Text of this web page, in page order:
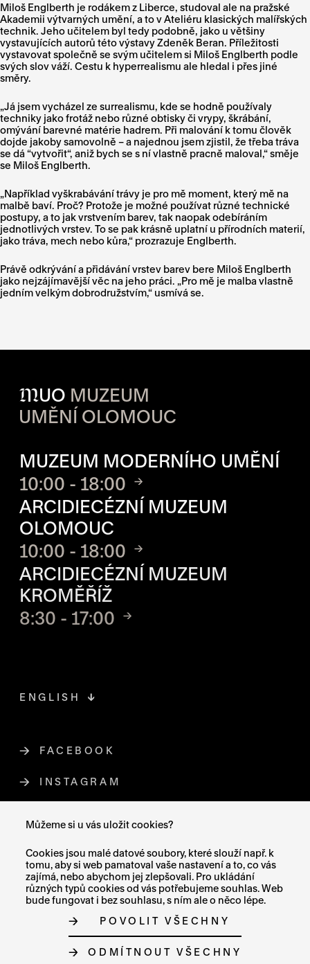
Můžeme si u vás uložit cookies?
Cookies jsou malé datové soubory, které slouží např. k
tomu, aby si web pamatoval vaše nastavení a to, co vás
zajímá, nebo abychom jej zlepšovali. Pro ukládání
různých typů cookies od vás potřebujeme souhlas. Web
bude fungovat i bez souhlasu, s ním ale o něco lépe.
POVOLIT VŠECHNY
ODMÍTNOUT VŠECHNY
Miloš Englberth je rodákem z Liberce, studoval ale na pražské
Akademii výtvarných umění, a to v Ateliéru klasických malířských
technik. Jeho učitelem byl tedy podobně, jako u většiny
vystavujících autorů této výstavy Zdeněk Beran. Příležitosti
vystavovat společně se svým učitelem si Miloš Englberth podle
svých slov váží. Cestu k hyperrealismu ale hledal i přes jiné
směry.
„Já jsem vycházel ze surrealismu, kde se hodně používaly
techniky jako frotáž nebo různé obtisky či vrypy, škrábání,
omývání barevné matérie hadrem. Při malování k tomu člověk
dojde jakoby samovolně – a najednou jsem zjistil, že třeba tráva
se dá “vytvořit“, aniž bych se s ní vlastně pracně maloval,“ směje
se Miloš Englberth.
„Například vyškrabávání trávy je pro mě moment, který mě na
malbě baví. Proč? Protože je možné používat různé technické
postupy, a to jak vrstvením barev, tak naopak odebíráním
jednotlivých vrstev. To se pak krásně uplatní u přírodních materií,
jako tráva, mech nebo kůra,“ prozrazuje Englberth.
Právě odkrývání a přidávání vrstev barev bere Miloš Englberth
jako nejzájímavější věc na jeho práci. „Pro mě je malba vlastně
jedním velkým dobrodružstvím,“ usmívá se.
MUO MUZEUM
UMĚNÍ OLOMOUC
MUZEUM MODERNÍHO UMĚNÍ
10:00 - 18:00
ARCIDIECÉZNÍ MUZEUM
OLOMOUC
10:00 - 18:00
ARCIDIECÉZNÍ MUZEUM
KROMĚŘÍŽ
8:30 - 17:00
FACEBOOKODKAZ SE OTEVŘE NA NOVÉ
INSTAGRAMODKAZ SE OTEVŘE NA NOVÉ
ENGLISH
PROHLÁŠENÍ O PŘÍSTUPNOSTI
O COOKIES